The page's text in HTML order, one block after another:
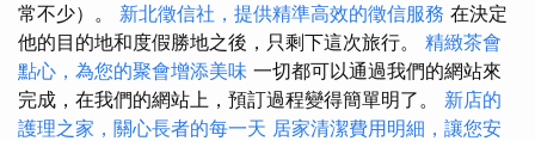
常不少）。 新北徵信社，提供精準高效的徵信服務 在決定
他的目的地和度假勝地之後，只剩下這次旅行。 精緻茶會
點心，為您的聚會增添美味 一切都可以通過我們的網站來
完成，在我們的網站上，預訂過程變得簡單明了。 新店的
護理之家，關心長者的每一天 居家清潔費用明細，讓您安